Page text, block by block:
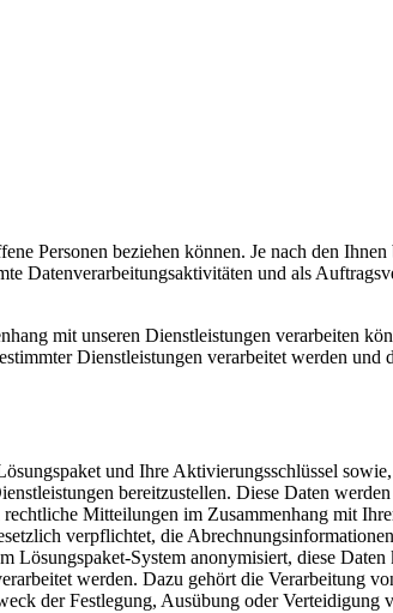
Personen beziehen können. Je nach den Ihnen
und als
mit unseren Dienstleistungen verarbeiten
Dienstleistungen verarbeitet werden
und Ihre Aktivierungsschlüssel
bereitzustellen. Diese Daten
Mitteilungen im Zusammenhang mit
verpflichtet, die
Lösungspaket-System anonymisiert, diese
werden. Dazu gehört die Verarbeitung
der Festlegung, Ausübung oder Verteidigung